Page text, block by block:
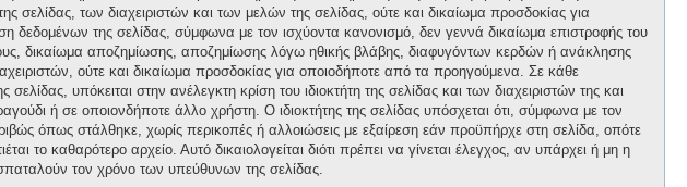
σελίδας, των διαχειριστών και των μελών της σελίδας, ούτε και δικαίωμα προσδοκίας για
της σελίδας, σύμφωνα με τον ισχύοντα κανονισμό, δεν γεννά δικαίωμα επιστροφής του
δικαίωμα αποζημίωσης, αποζημίωσης λόγω ηθικής βλάβης, διαφυγόντων κερδών ή ανάκλησης
ούτε και δικαίωμα προσδοκίας για οποιοδήποτε από τα προηγούμενα. Σε κάθε
υπόκειται στην ανέλεγκτη κρίση του ιδιοκτήτη της σελίδας και των διαχειριστών της και
ή σε οποιονδήποτε άλλο χρήστη. Ο ιδιοκτήτης της σελίδας υπόσχεται ότι, σύμφωνα με τον
όπως στάλθηκε, χωρίς περικοπές ή αλλοιώσεις με εξαίρεση εάν προϋπήρχε στη σελίδα, οπότε
το καθαρότερο αρχείο. Αυτό δικαιολογείται διότι πρέπει να γίνεται έλεγχος, αν υπάρχει ή μη η
τον χρόνο των υπεύθυνων της σελίδας.